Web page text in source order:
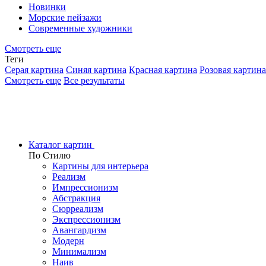
Новинки
Морские пейзажи
Современные художники
Смотреть еще
Теги
Серая картина Синяя картина Красная картина Розовая картина
Смотреть еще Все результаты
Каталог картин
По Стилю
Картины для интерьера
Реализм
Импрессионизм
Абстракция
Сюрреализм
Экспрессионизм
Авангардизм
Модерн
Минимализм
Наив